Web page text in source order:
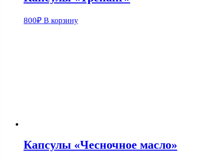
800₽ В корзину
Капсулы «Чесночное масло»